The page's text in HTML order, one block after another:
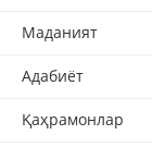
Маданият
Адабиёт
Қаҳрамонлар